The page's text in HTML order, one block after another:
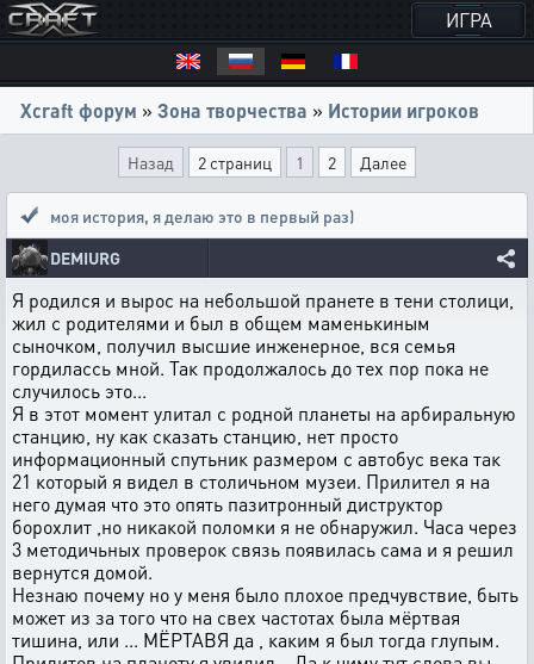
ИГРА
Xcraft форум » Зона творчества » Истории игроков
Назад 2 страниц 1 2 Далее
моя история, я делаю это в первый раз)
DEMIURG
Я родился и вырос на небольшой пранете в тени столици,
жил с родителями и был в общем маменькиным
сыночком, получил высшие инженерное, вся семья
гордилассь мной. Так продолжалось до тех пор пока не
случилось это...
Я в этот момент улитал с родной планеты на арбиральную
станцию, ну как сказать станцию, нет просто
информационный спутьник размером с автобус века так
21 который я видел в столичьном музеи. Прилител я на
него думая что это опять пазитронный диструктор
борохлит ,но никакой поломки я не обнаружил. Часа через
3 методичьных проверок связь появилась сама и я решил
вернутся домой.
Незнаю почему но у меня было плохое предчувствие, быть
может из за того что на свех частотах была мёртвая
тишина, или ... МЁРТАВЯ да , каким я был тогда глупым.